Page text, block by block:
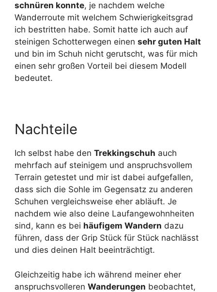
schnüren konnte, je nachdem welche
Wanderroute mit welchem Schwierigkeitsgrad
ich bestritten habe. Somit hatte ich auch auf
steinigen Schotterwegen einen sehr guten Halt
und bin im Schuh nicht gerutscht, was für mich
einen sehr großen Vorteil bei diesem Modell
bedeutet.
Nachteile
Ich selbst habe den Trekkingschuh auch
mehrfach auf steinigem und anspruchsvollem
Terrain getestet und mir ist dabei aufgefallen,
dass sich die Sohle im Gegensatz zu anderen
Schuhen vergleichsweise eher abläuft. Je
nachdem wie also deine Laufangewohnheiten
sind, kann es bei häufigem Wandern dazu
führen, dass der Grip Stück für Stück nachlässt
und dies deinen Halt beeinträchtigt.
Gleichzeitig habe ich während meiner eher
anspruchsvolleren Wanderungen beobachtet,